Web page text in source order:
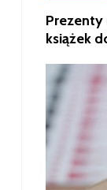
Prezenty
książek